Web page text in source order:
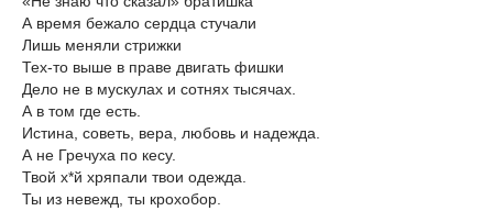
А время бежало сердца стучали
Лишь меняли стрижки
Тех-то выше в праве двигать фишки
Дело не в мускулах и сотнях тысячах.
А в том где есть.
Истина, советь, вера, любовь и надежда.
А не Гречуха по кесу.
Твой х*й хряпали твои одежда.
Ты из невежд, ты крохобор.